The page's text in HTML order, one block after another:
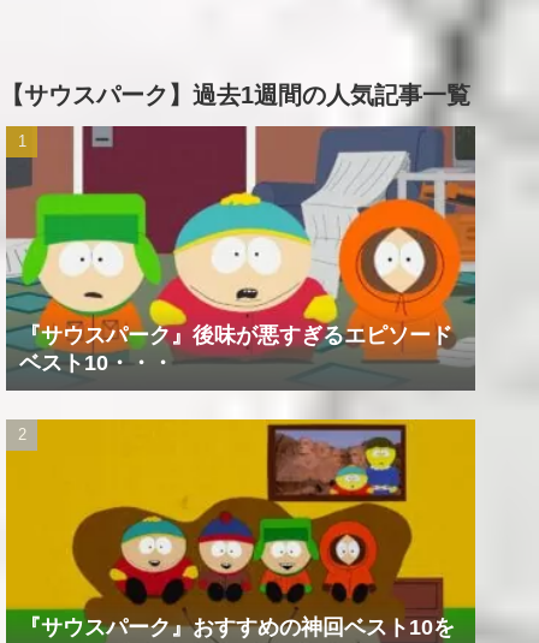
【サウスパーク】過去1週間の人気記事一覧
『サウスパーク』後味が悪すぎるエピソード
ベスト10・・・
『サウスパーク』おすすめの神回ベスト10を